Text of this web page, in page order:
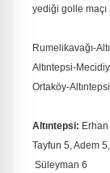
yediği golle maçı
Rumelikavağı-
Altıntepsi-
Ortaköy-
Altıntepsi:
Tayfun 5, Adem
Süleyman 6